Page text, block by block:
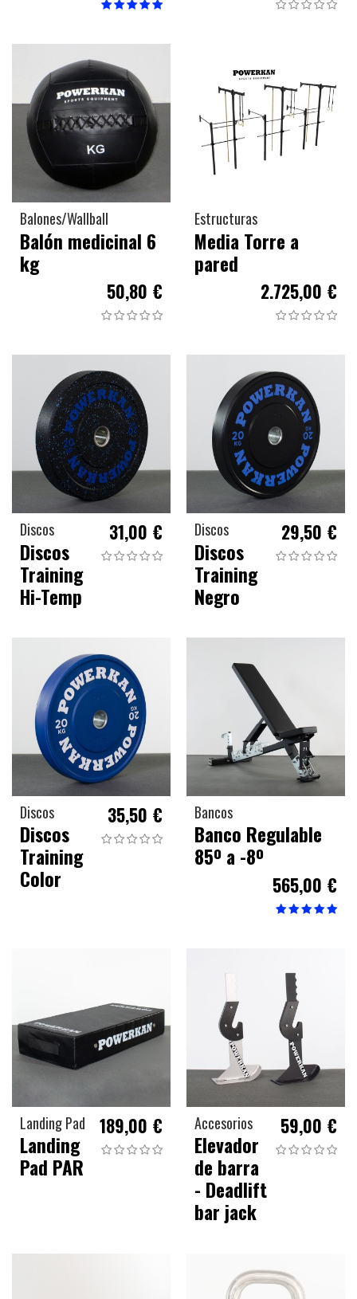
Balones/Wallball
Balón medicinal 6
kg
50,80 €
Estructuras
Media Torre a
pared
2.725,00 €
Discos
Discos
Training
Hi-Temp
31,00 € Discos
Discos
Training
Negro
29,50 €
Discos
Discos
Training
Color
35,50 € Bancos
Banco Regulable
85º a -8º
565,00 €
Landing Pad
Landing
Pad PAR
189,00 € Accesorios
Elevador
de barra
- Deadlift
bar jack
59,00 €